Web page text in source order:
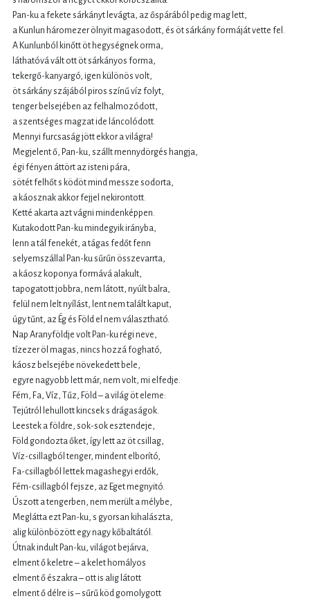
Pan-ku a fekete sárkányt levágta, az őspárából pedig mag lett,
a Kunlun háromezer ölnyit magasodott, és öt sárkány formáját vette fel.
A Kunlunból kinőtt öt hegységnek orma,
láthatóvá vált ott öt sárkányos forma,
tekergő-kanyargó, igen különös volt,
öt sárkány szájából piros színű víz folyt,
tenger belsejében az felhalmozódott,
a szentséges magzat ide láncolódott.
Mennyi furcsaság jött ekkor a világra!
Megjelent ő, Pan-ku, szállt mennydörgés hangja,
égi fényen áttört az isteni pára,
sötét felhőt s ködöt mind messze sodorta,
a káosznak akkor fejjel nekirontott.
Ketté akarta azt vágni mindenképpen.
Kutakodott Pan-ku mindegyik irányba,
lenn a tál fenekét, a tágas fedőt fenn
selyemszállal Pan-ku sűrűn összevarrta,
a káosz koponya formává alakult,
tapogatott jobbra, nem látott, nyúlt balra,
felül nem lelt nyílást, lent nem talált kaput,
úgy tűnt, az Ég és Föld el nem választható.
Nap Aranyföldje volt Pan-ku régi neve,
tízezer öl magas, nincs hozzá fogható,
káosz belsejébe növekedett bele,
egyre nagyobb lett már, nem volt, mi elfedje.
Fém, Fa, Víz, Tűz, Föld – a világ öt eleme:
Tejútról lehullott kincsek s drágaságok.
Leestek a földre, sok-sok esztendeje,
Föld gondozta őket, így lett az öt csillag,
Víz-csillagból tenger, mindent elborító,
Fa-csillagból lettek magashegyi erdők,
Fém-csillagból fejsze, az Eget megnyitó.
Úszott a tengerben, nem merült a mélybe,
Meglátta ezt Pan-ku, s gyorsan kihalászta,
alig különbözött egy nagy kőbaltától.
Útnak indult Pan-ku, világot bejárva,
elment ő keletre – a kelet homályos
elment ő északra – ott is alig látott
elment ő délre is – sűrű köd gomolygott